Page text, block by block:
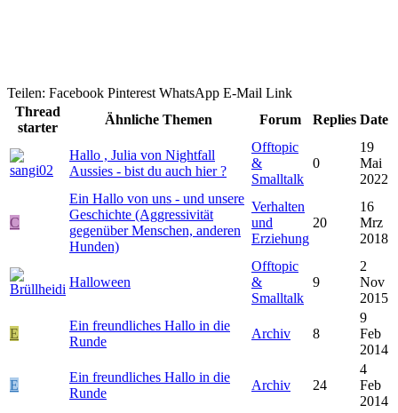
Teilen: Facebook Pinterest WhatsApp E-Mail Link
Thread
starter
Ähnliche Themen Forum Replies Date
Hallo , Julia von Nightfall
Aussies - bist du auch hier ?
Offtopic
&
Smalltalk
0
19
Mai
2022
C
Ein Hallo von uns - und unsere
Geschichte (Aggressivität
gegenüber Menschen, anderen
Hunden)
Verhalten
und
Erziehung
20
16
Mrz
2018
Halloween
Offtopic
&
Smalltalk
9
2
Nov
2015
E
Ein freundliches Hallo in die
Runde
Archiv 8
9
Feb
2014
E
Ein freundliches Hallo in die
Runde
Archiv 24
4
Feb
2014